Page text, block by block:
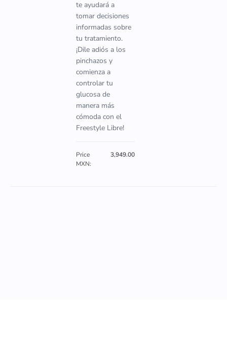
te ayudará a
tomar decisiones
informadas sobre
tu tratamiento.
¡Dile adiós a los
pinchazos y
comienza a
controlar tu
glucosa de
manera más
cómoda con el
Freestyle Libre!
Price
MXN:
3,949.00